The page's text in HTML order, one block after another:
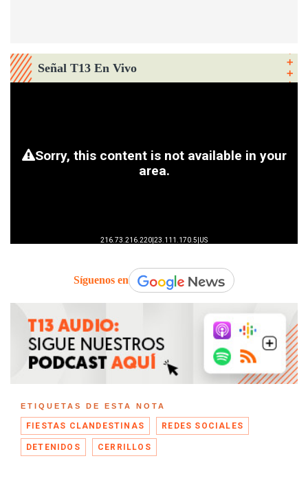
Señal T13 En Vivo
Síguenos en
ETIQUETAS DE ESTA NOTA
FIESTAS CLANDESTINAS REDES SOCIALES
DETENIDOS CERRILLOS